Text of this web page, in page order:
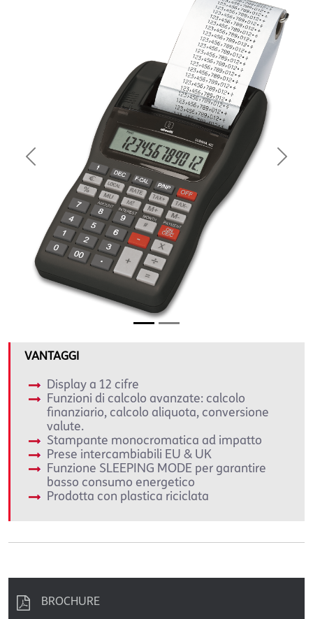
Previous Next
VANTAGGI
Display a 12 cifre
Funzioni di calcolo avanzate: calcolo
finanziario, calcolo aliquota, conversione
valute.
Stampante monocromatica ad impatto
Prese intercambiabili EU & UK
Funzione SLEEPING MODE per garantire
basso consumo energetico
Prodotta con plastica riciclata
BROCHURE